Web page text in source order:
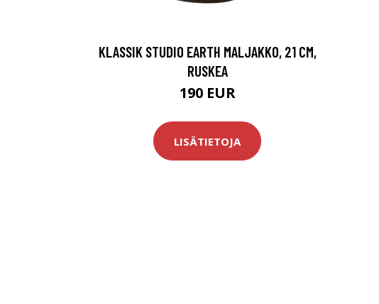
KLASSIK STUDIO EARTH MALJAKKO, 21 CM,
RUSKEA
190 EUR
LISÄTIETOJA